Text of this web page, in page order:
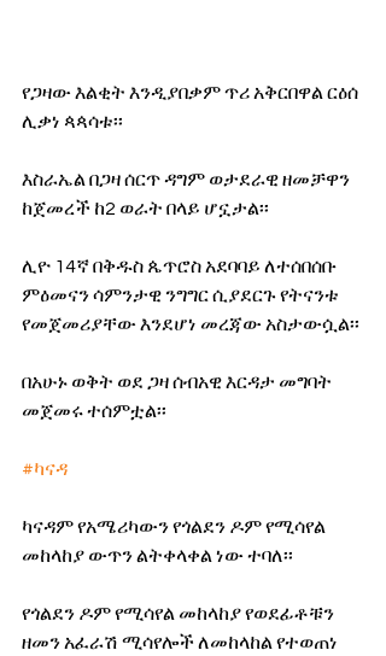
የጋዛው እልቂት እንዲያበቃም ጥሪ አቅርበዋል ርዕሰ
ሊቃነ ጳጳሳቱ፡፡
እስራኤል በጋዛ ሰርጥ ዳግም ወታደራዊ ዘመቻዋን
ከጀመረች ከ2 ወራት በላይ ሆኗታል፡፡
ሊዮ 14ኛ በቅዱስ ጴጥሮስ አደባባይ ለተሰበሰቡ
ምዕመናን ሳምንታዊ ንግግር ሲያደርጉ የትናንቱ
የመጀመሪያቸው እንደሆነ መረጃው አስታውሷል፡፡
በአሁኑ ወቅት ወደ ጋዛ ሰብአዊ እርዳታ መግባት
መጀመሩ ተሰምቷል፡፡
#ካናዳ
ካናዳም የአሜሪካውን የጎልደን ዶም የሚሳየል
መከላከያ ውጥን ልትቀላቀል ነው ተባለ፡፡
የጎልደን ዶም የሚሳየል መከላከያ የወደፊቶቹን
ዘመን አፈራሽ ሚሳየሎች ለመከላከል የተወጠነ